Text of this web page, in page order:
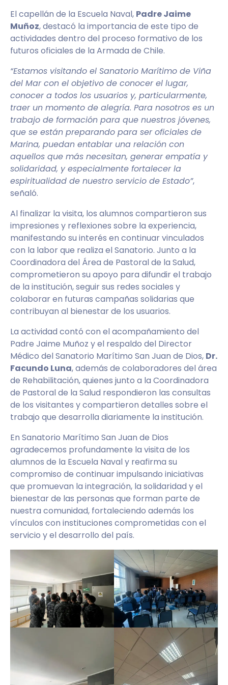
El capellán de la Escuela Naval, Padre Jaime
Muñoz, destacó la importancia de este tipo de
actividades dentro del proceso formativo de los
futuros oficiales de la Armada de Chile.
“Estamos visitando el Sanatorio Marítimo de Viña
del Mar con el objetivo de conocer el lugar,
conocer a todos los usuarios y, particularmente,
traer un momento de alegría. Para nosotros es un
trabajo de formación para que nuestros jóvenes,
que se están preparando para ser oficiales de
Marina, puedan entablar una relación con
aquellos que más necesitan, generar empatía y
solidaridad, y especialmente fortalecer la
espiritualidad de nuestro servicio de Estado”,
señaló.
Al finalizar la visita, los alumnos compartieron sus
impresiones y reflexiones sobre la experiencia,
manifestando su interés en continuar vinculados
con la labor que realiza el Sanatorio. Junto a la
Coordinadora del Área de Pastoral de la Salud,
comprometieron su apoyo para difundir el trabajo
de la institución, seguir sus redes sociales y
colaborar en futuras campañas solidarias que
contribuyan al bienestar de los usuarios.
La actividad contó con el acompañamiento del
Padre Jaime Muñoz y el respaldo del Director
Médico del Sanatorio Marítimo San Juan de Dios, Dr.
Facundo Luna, además de colaboradores del área
de Rehabilitación, quienes junto a la Coordinadora
de Pastoral de la Salud respondieron las consultas
de los visitantes y compartieron detalles sobre el
trabajo que desarrolla diariamente la institución.
En Sanatorio Marítimo San Juan de Dios
agradecemos profundamente la visita de los
alumnos de la Escuela Naval y reafirma su
compromiso de continuar impulsando iniciativas
que promuevan la integración, la solidaridad y el
bienestar de las personas que forman parte de
nuestra comunidad, fortaleciendo además los
vínculos con instituciones comprometidas con el
servicio y el desarrollo del país.